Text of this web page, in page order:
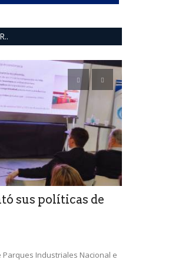
sus políticas de
Parques Industriales Nacional e